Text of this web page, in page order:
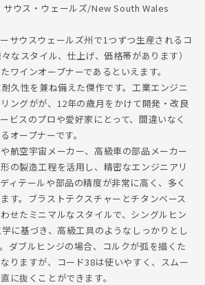
ウス・ウェールズ/New South Wales
サウスウェールズ州で1つずつ生産されるコ
なスタイル、仕上げ、価格帯があります）
ワインオープナーであるといえます。
久性を兼ね備えた傑作です。工業エンジニ
ングがが、12年の歳月をかけて開発・改良
ビスのプロや愛好家にとって、間違いなく
オープナーです。
航空宇宙メーカー、高級車の部品メーカー
の製造工程を活用し、精密なエンジニアリ
ィテールや部品の精度が非常に高く、多く
す。ブラストテクスチャーとチタンベース
せたミニマルなスタイルで、シングルヒン
に基づき、高級工具のようなしっかりとし
ダブルヒンジの場合、コルクが弧を描くた
りますが、コード38は使いやすく、スムー
に抜くことができます。